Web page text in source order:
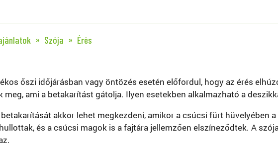
Szója Érés
őszi időjárásban vagy öntözés esetén előfordul, hogy az érés
meg, ami a betakarítást gátolja. Ilyen esetekben alkalmazható a
akkor lehet megkezdeni, amikor a csúcsi fürt hüvelyében
és a csúcsi magok is a fajtára jellemzően elszíneződtek. A